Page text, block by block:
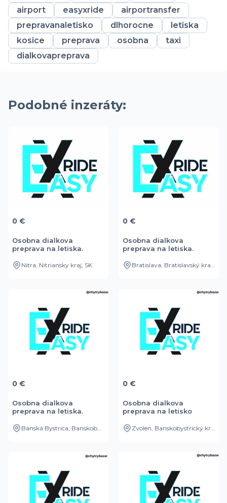
airport
easyxride
airportransfer
prepravanaletisko
dlhorocne
letiska
kosice
preprava osobna
taxi
dialkovapreprava
Podobné inzeráty:
0 €
Osobna dialkova
preprava na letiska.
Nitra, Nitriansky kraj, SK
0 €
Osobna dialkova
preprava na letiska.
Bratislava, Bratislavský kraj, SK
0 €
Osobna dialkova
preprava na letiska.
Banská Bystrica, Banskobystrický kraj, SK
0 €
Osobna dialkova
preprava na letisko
Zvolen, Banskobystrický kraj, SK